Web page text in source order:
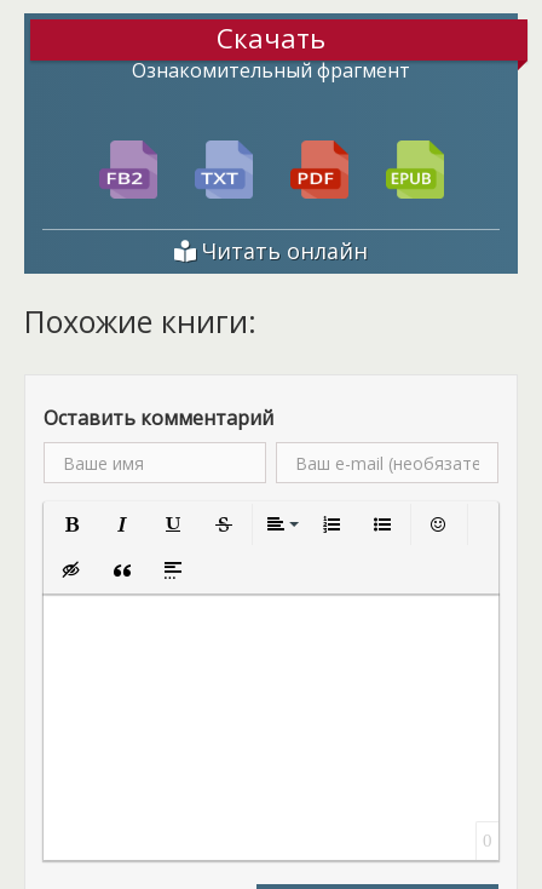
Скачать
Ознакомительный фрагмент
Читать онлайн
Похожие книги:
Оставить комментарий
Полужирный Подчеркнутый
Вставка скрытого текста
Вставка цитаты
Вставка спойлера
0